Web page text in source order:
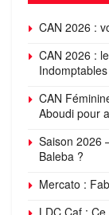
CAN 2026 :
CAN 2026 :
Indomptables
CAN
Aboudi pour
Saison 2026
Baleba ?
Mercato :
LDC Caf :